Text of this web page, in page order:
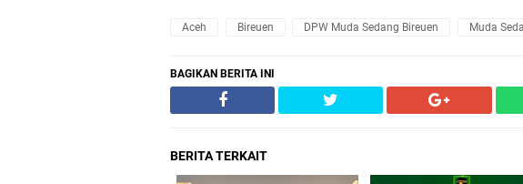
Aceh Bireuen DPW Muda Sedang Bireuen Muda
BAGIKAN BERITA INI
BERITA TERKAIT